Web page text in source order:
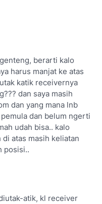
berarti kalo
harus manjat ke atas
katik receivernya
dan saya masih
dan yang mana lnb
dan belum ngerti
udah bisa.. kalo
di atas masih keliatan
posisi..
atik, kl receiver